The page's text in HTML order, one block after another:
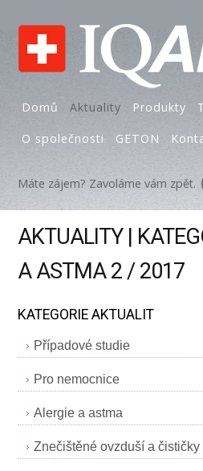
Domů Aktuality Produkty
O společnosti GETON
Máte zájem? Zavoláme vám zpět.
AKTUALITY |
A ASTMA 2 / 2017
KATEGORIE AKTUALIT
Případové studie
Pro nemocnice
Alergie a astma
Znečištěné ovzduší a čističky